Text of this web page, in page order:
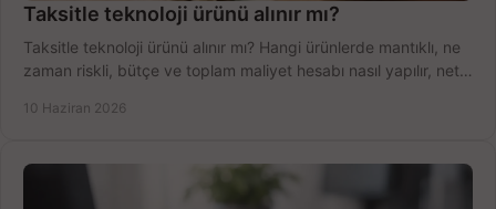
Taksitle teknoloji ürünü alınır mı?
Taksitle teknoloji ürünü alınır mı? Hangi ürünlerde mantıklı, ne
zaman riskli, bütçe ve toplam maliyet hesabı nasıl yapılır, net
10 Haziran 2026